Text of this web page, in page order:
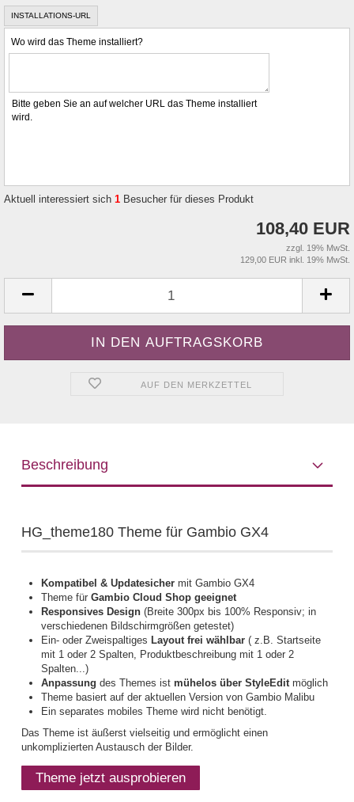
INSTALLATIONS-URL
Wo wird das Theme installiert?
Bitte geben Sie an auf welcher URL das Theme installiert
wird.
Aktuell interessiert sich 1 Besucher für dieses Produkt
108,40 EUR
zzgl. 19% MwSt.
129,00 EUR inkl. 19% MwSt.
AUF DEN MERKZETTEL
Beschreibung
HG_theme180 Theme für Gambio GX4
Kompatibel & Updatesichermit Gambio GX4
Theme für Gambio Cloud Shop geeignet
Responsives Design(Breite 300px bis 100% Responsiv; in
verschiedenen Bildschirmgrößen getestet)
Ein- oder Zweispaltiges Layout frei wählbar( z.B. Startseite
mit 1 oder 2 Spalten, Produktbeschreibung mit 1 oder 2
Spalten...)
Anpassung des Themes ist mühelos über StyleEditmöglich
Theme basiert auf der aktuellen Version von Gambio Malibu
Ein separates mobiles Theme wird nicht benötigt.
Das Theme ist äußerst vielseitig und ermöglicht einen
unkomplizierten Austausch der Bilder.
Theme jetzt ausprobieren